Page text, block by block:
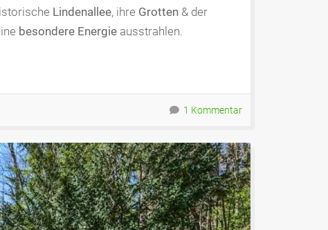
Lindenallee, ihre Grotten & der
besondere Energie ausstrahlen.
1 Kommentar